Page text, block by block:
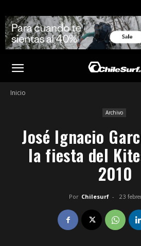
Inicio
Archivo
José Ignacio
la fiesta del
2010
Por Chilesurf - 23